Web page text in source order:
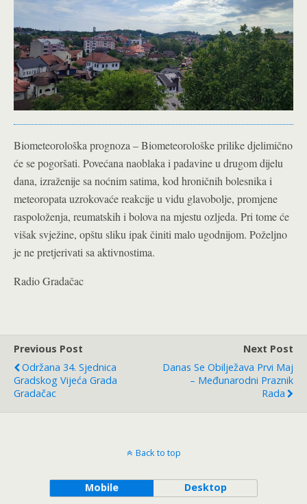
Biometeorološka prognoza – Biometeorološke prilike djelimično
će se pogoršati. Povećana naoblaka i padavine u drugom dijelu
dana, izraženije sa noćnim satima, kod hroničnih bolesnika i
meteoropata uzrokovaće reakcije u vidu glavobolje, promjene
raspoloženja, reumatskih i bolova na mjestu ozljeda. Pri tome će
višak svježine, opštu sliku ipak činiti malo ugodnijom. Poželjno
je ne pretjerivati sa aktivnostima.
Radio Gradačac
Previous Post
Održana 34. Sjednica
Gradskog Vijeća Grada
Gradačac
Next Post
Danas Se Obilježava Prvi Maj
– Međunarodni Praznik
Rada
Back to top
Mobile Desktop